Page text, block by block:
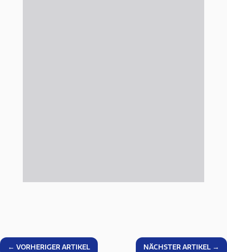
← VORHERIGER ARTIKEL NÄCHSTER ARTIKEL →